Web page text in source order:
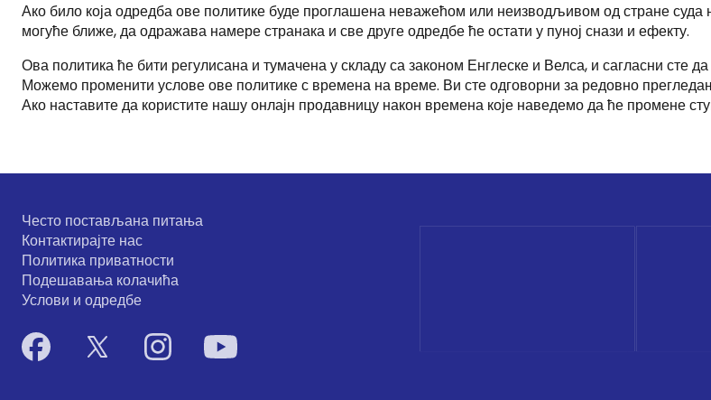
Ако било која одредба ове политике буде проглашена неважећом или неизводљивом од стране суда
могуће ближе, да одражава намере странака и све друге одредбе ће остати у пуној снази и ефекту.
Ова политика ће бити регулисана и тумачена у складу са законом Енглеске и Велса, и сагласни сте
Можемо променити услове ове политике с времена на време. Ви сте одговорни за редовно
Ако наставите да користите нашу онлајн продавницу након времена које наведемо да ће промене
Често постављана питања
Контактирајте нас
Политика приватности
Подешавања колачића
Услови и одредбе